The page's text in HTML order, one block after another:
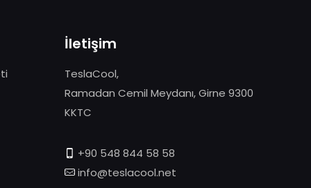
İletişim
TeslaCool,
Ramadan Cemil Meydanı, Girne 9300
KKTC
+90 548 844 58 58
info@teslacool.net